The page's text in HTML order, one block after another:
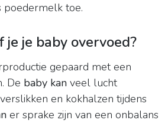
toe.
je je baby overvoed?
gepaard met een
De baby kan veel lucht
en kokhalzen tijdens
er sprake zijn van een onbalans